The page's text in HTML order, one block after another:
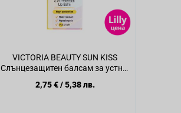
VICTORIA BEAUTY SUN KISS
Слънцезащитен балсам за устни,
2,75 €/5,38 лв.